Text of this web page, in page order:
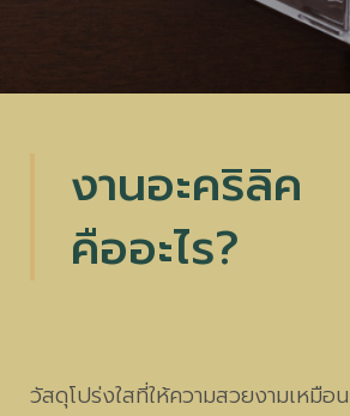
งานอะคริลิค
คืออะไร?
วัสดุโปร่งใสที่ให้ความสวยงามเหมือ